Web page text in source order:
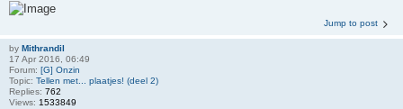
Jump to post
by Mithrandil
17 Apr 2016, 06:49
Forum: [G] Onzin
Topic: Tellen met... plaatjes! (deel 2)
Replies: 762
Views: 1533849